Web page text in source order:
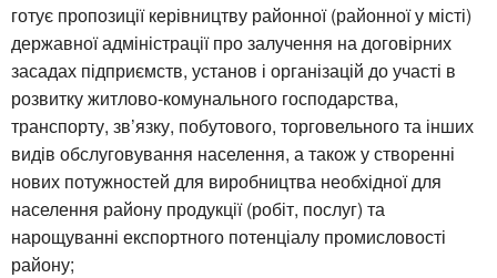
готує пропозиції керівництву районної (районної у місті)
державної адміністрації про залучення на договірних
засадах підприємств, установ і організацій до участі в
розвитку житлово-комунального господарства,
транспорту, зв’язку, побутового, торговельного та інших
видів обслуговування населення, а також у створенні
нових потужностей для виробництва необхідної для
населення району продукції (робіт, послуг) та
нарощуванні експортного потенціалу промисловості
району;